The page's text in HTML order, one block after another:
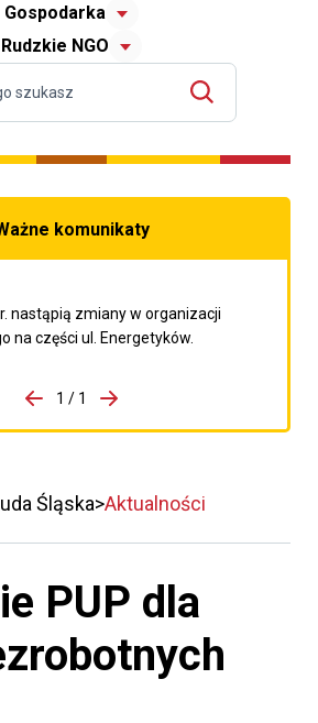
Gospodarka
Rudzkie NGO
komunikaty
nastąpią zmiany w organizacji
na części ul. Energetyków.
1 / 1
Przejdź do następnego
Śląska Aktualności
PUP dla